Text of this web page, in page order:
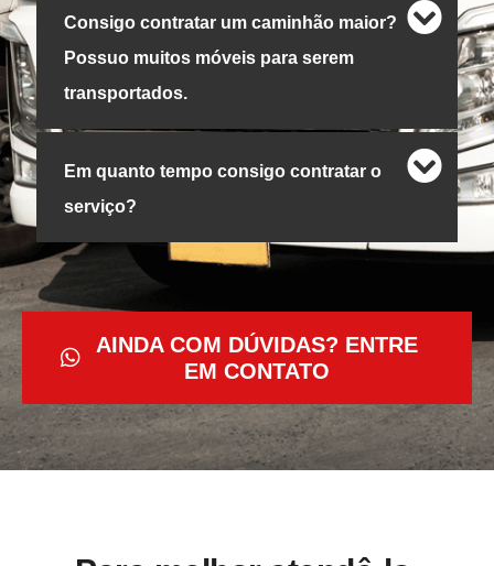
Consigo contratar um caminhão maior?
Possuo muitos móveis para serem
transportados.
Em quanto tempo consigo contratar o
serviço?
AINDA COM DÚVIDAS? ENTRE
EM CONTATO